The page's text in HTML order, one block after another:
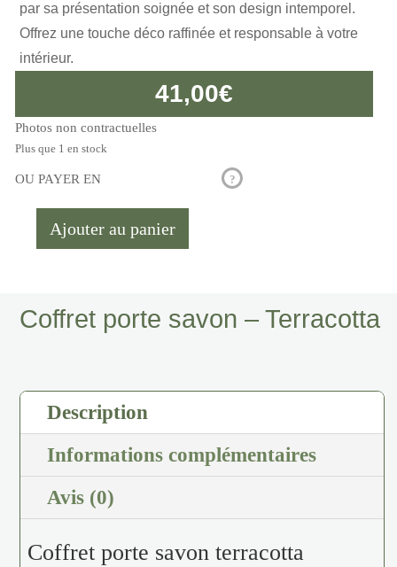
par sa présentation soignée et son design intemporel.
Offrez une touche déco raffinée et responsable à votre
intérieur.
41,00€
Photos non contractuelles
Plus que 1 en stock
OU PAYER EN ?
quantité
savon
Ajouter au panier
Coffret porte savon – Terracotta
Description
Informations complémentaires
Avis (0)
Coffret porte savon terracotta